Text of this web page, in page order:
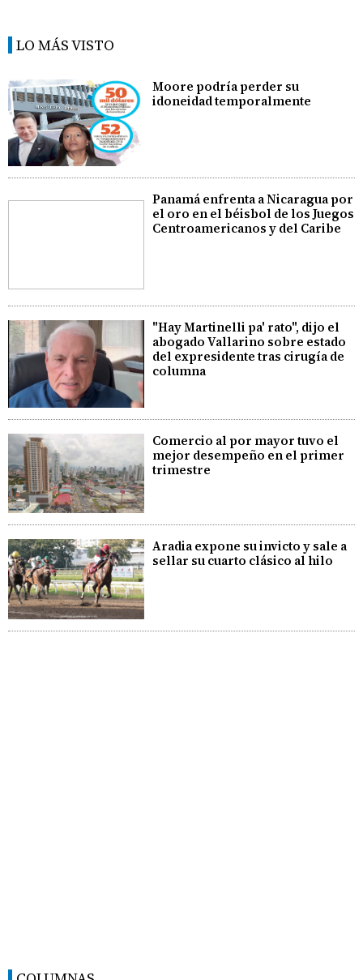
LO MÁS VISTO
Moore podría perder su
idoneidad temporalmente
Panamá enfrenta a Nicaragua por
el oro en el béisbol de los Juegos
Centroamericanos y del Caribe
"Hay Martinelli pa' rato", dijo el
abogado Vallarino sobre estado
del expresidente tras cirugía de
columna
Comercio al por mayor tuvo el
mejor desempeño en el primer
trimestre
Aradia expone su invicto y sale a
sellar su cuarto clásico al hilo